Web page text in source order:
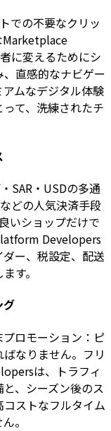
での不要なクリッ
Marketplace
に変えるためにシ
直感的なナビゲー
ムなデジタル体験
て、洗練されたチ
SAR・USDの多通
どの人気決済手段
いショップだけで
Developers
ー、税設定、配送
す。
グ
ロモーション：ピ
なりません。フリ
は、トラフィ
、シーズン後のス
ストなフルタイム
。